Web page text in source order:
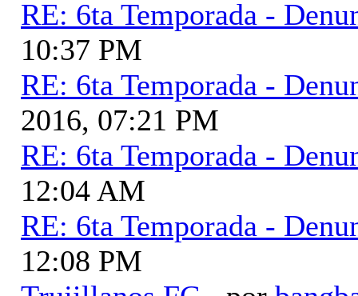
RE: 6ta Temporada -
10:37 PM
RE: 6ta Temporada -
2016, 07:21 PM
RE: 6ta Temporada -
12:04 AM
RE: 6ta Temporada -
12:08 PM